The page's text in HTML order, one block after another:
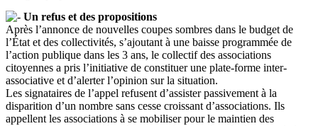
Un refus et des propositions
Après l’annonce de nouvelles coupes sombres dans le budget de
l’État et des collectivités, s’ajoutant à une baisse programmée de
l’action publique dans les 3 ans, le collectif des associations
citoyennes a pris l’initiative de constituer une plate-forme inter-
associative et d’alerter l’opinion sur la situation.
Les signataires de l’appel refusent d’assister passivement à la
disparition d’un nombre sans cesse croissant d’associations. Ils
appellent les associations à se mobiliser pour le maintien des